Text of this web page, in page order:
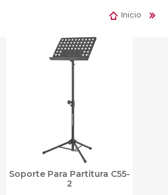
Inicio
Soporte Para Partitura C55-
2